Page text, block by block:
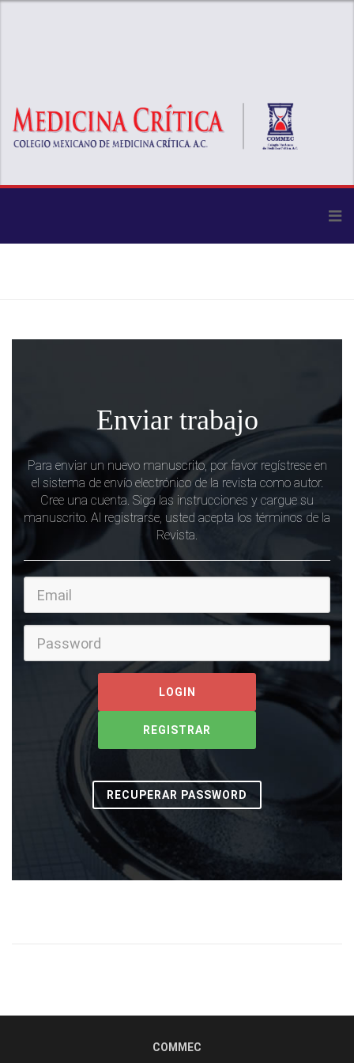
Enviar trabajo
Para enviar un nuevo manuscrito, por favor regístrese en
el sistema de envío electrónico de la revista como autor.
Cree una cuenta. Siga las instrucciones y cargue su
manuscrito. Al registrarse, usted acepta los términos de la
Revista.
REGISTRAR
RECUPERAR PASSWORD
COMMEC